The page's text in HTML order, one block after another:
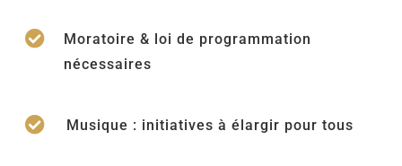

Moratoire & loi de programmation
nécessaires
 Musique : initiatives à élargir pour tous